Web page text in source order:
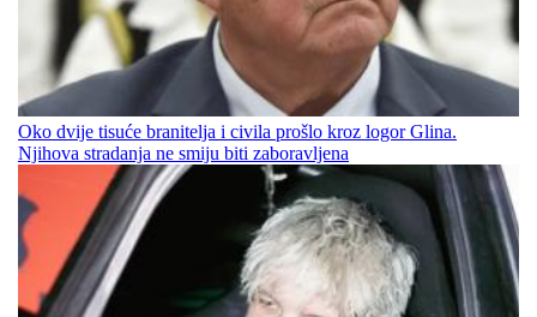
Oko dvije tisuće branitelja i civila prošlo kroz logor Glina.
Njihova stradanja ne smiju biti zaboravljena